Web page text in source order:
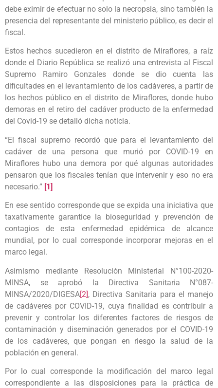
debe eximir de efectuar no solo la necropsia, sino también la
presencia del representante del ministerio público, es decir el
fiscal.
Estos hechos sucedieron en el distrito de Miraflores, a raíz
donde el Diario República se realizó una entrevista al Fiscal
Supremo Ramiro Gonzales donde se dio cuenta las
dificultades en el levantamiento de los cadáveres, a partir de
los hechos público en el distrito de Miraflores, donde hubo
demoras en el retiro del cadáver producto de la enfermedad
del Covid-19 se detalló dicha noticia.
“El fiscal supremo recordó que para el levantamiento del
cadáver de una persona que murió por COVID-19 en
Miraflores hubo una demora por qué algunas autoridades
pensaron que los fiscales tenían que intervenir y eso no era
necesario.” [1]
En ese sentido corresponde que se expida una iniciativa que
taxativamente garantice la bioseguridad y prevención de
contagios de esta enfermedad epidémica de alcance
mundial, por lo cual corresponde incorporar mejoras en el
marco legal.
Asimismo mediante Resolución Ministerial N°100-2020-
MINSA, se aprobó la Directiva Sanitaria N°087-
MINSA/2020/DIGESA[2], Directiva Sanitaria para el manejo
de cadáveres por COVID-19, cuya finalidad es contribuir a
prevenir y controlar los diferentes factores de riesgos de
contaminación y diseminación generados por el COVID-19
de los cadáveres, que pongan en riesgo la salud de la
población en general.
Por lo cual corresponde la modificación del marco legal
correspondiente a las disposiciones para la práctica de